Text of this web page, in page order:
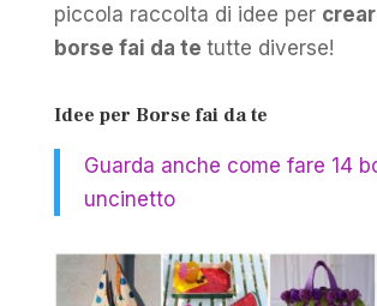
piccola raccolta di idee per
borse fai da te tutte diverse!
Idee per Borse fai da te
Guarda anche come fare 14
uncinetto